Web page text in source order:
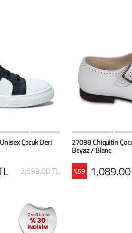
Favorilerim
Çocuk Deri
3,699.00 TL
HIZLI BAK
27098 Chiquitin
Beyaz / Blanc
%59